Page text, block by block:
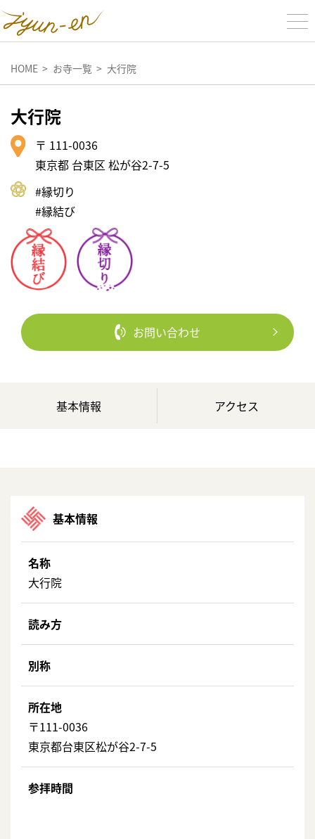
HOME お寺一覧 大行院
大行院
〒 111-0036
東京都 台東区 松が谷2-7-5
#縁切り
#縁結び
お問い合わせ
基本情報 アクセス
基本情報
名称
大行院
読み方
別称
所在地
〒111-0036
東京都台東区松が谷2-7-5
参拝時間